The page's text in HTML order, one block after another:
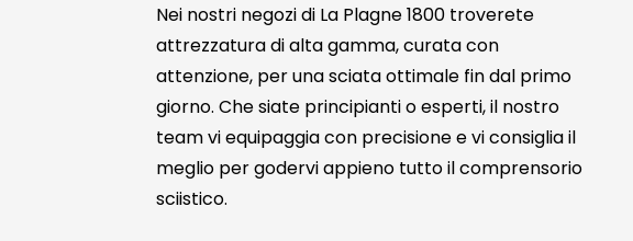
Nei nostri negozi di La Plagne 1800 troverete
attrezzatura di alta gamma, curata con
attenzione, per una sciata ottimale fin dal primo
giorno. Che siate principianti o esperti, il nostro
team vi equipaggia con precisione e vi consiglia il
meglio per godervi appieno tutto il comprensorio
sciistico.